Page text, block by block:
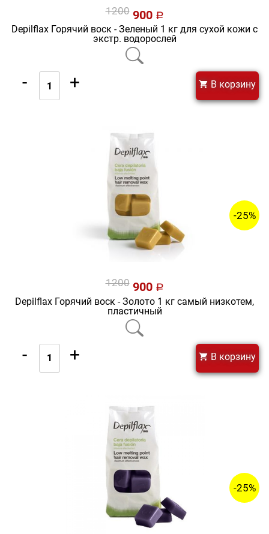
1200900 a
Depilflax Горячий воск - Зеленый 1 кг для сухой кожи с
экстр. водорослей
- + В корзину
-25%
1200900 a
Depilflax Горячий воск - Золото 1 кг самый низкотем,
пластичный
- + В корзину
-25%